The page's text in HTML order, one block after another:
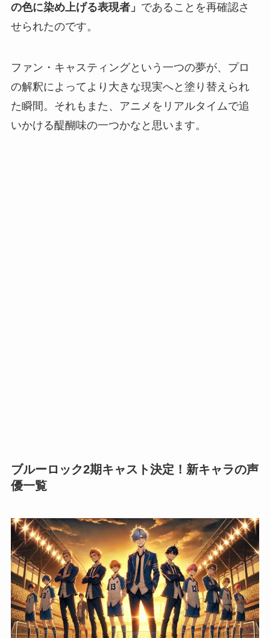
の色に染め上げる表現者」 であることを再確認さ
せられたのです。
ファン・キャスティングという一つの夢が、プロ
の解釈によってより大きな現実へと塗り替えられ
た瞬間。それもまた、アニメをリアルタイムで追
いかける醍醐味の一つかなと思います。
ブルーロック2期キャスト決定！新キャラの声
優一覧